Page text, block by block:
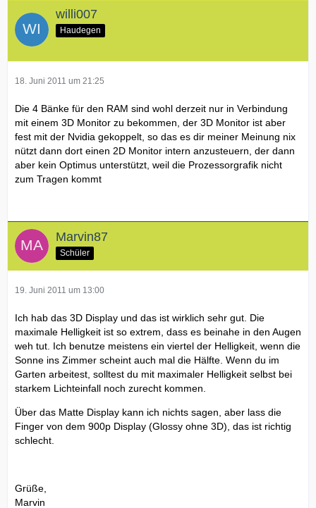
willi007
Haudegen
18. Juni 2011 um 21:25
Die 4 Bänke für den RAM sind wohl derzeit nur in Verbindung
mit einem 3D Monitor zu bekommen, der 3D Monitor ist aber
fest mit der Nvidia gekoppelt, so das es dir meiner Meinung nix
nützt dann dort einen 2D Monitor intern anzusteuern, der dann
aber kein Optimus unterstützt, weil die Prozessorgrafik nicht
zum Tragen kommt
Marvin87
Schüler
19. Juni 2011 um 13:00
Ich hab das 3D Display und das ist wirklich sehr gut. Die
maximale Helligkeit ist so extrem, dass es beinahe in den Augen
weh tut. Ich benutze meistens ein viertel der Helligkeit, wenn die
Sonne ins Zimmer scheint auch mal die Hälfte. Wenn du im
Garten arbeitest, solltest du mit maximaler Helligkeit selbst bei
starkem Lichteinfall noch zurecht kommen.
Über das Matte Display kann ich nichts sagen, aber lass die
Finger von dem 900p Display (Glossy ohne 3D), das ist richtig
schlecht.
Grüße,
Marvin